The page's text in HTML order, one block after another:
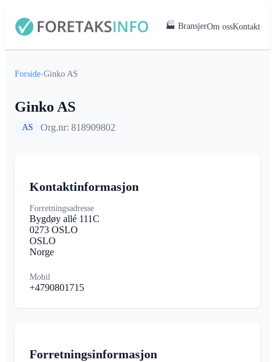
🏭 BransjerOm ossKontakt
Forside›Ginko AS
Ginko AS
AS Org.nr: 818909802
Kontaktinformasjon
Forretningsadresse
Bygdøy allé 111C
0273 OSLO
OSLO
Norge
Mobil
+4790801715
Forretningsinformasjon